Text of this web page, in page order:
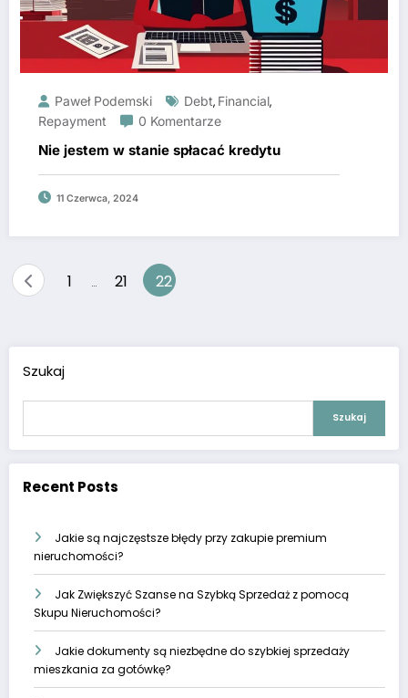
Paweł Podemski Debt, Financial,
Repayment
0 Komentarze
Nie jestem w stanie spłacać kredytu
11 Czerwca, 2024
Stronicowanie
1 … 21 22
Szukaj
Szukaj
Recent Posts
Jakie są najczęstsze błędy przy zakupie premium
nieruchomości?
Jak Zwiększyć Szanse na Szybką Sprzedaż z pomocą
Skupu Nieruchomości?
Jakie dokumenty są niezbędne do szybkiej sprzedaży
mieszkania za gotówkę?